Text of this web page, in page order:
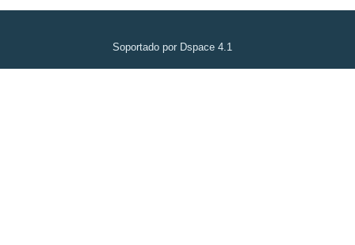
Soportado por Dspace 4.1